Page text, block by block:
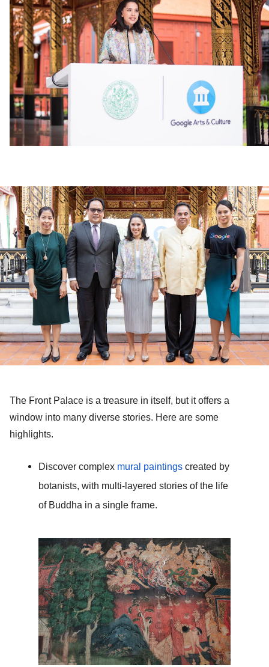
The Front Palace is a treasure in itself, but it offers a
window into many diverse stories. Here are some
highlights.
Discover complex mural paintings created by
botanists, with multi-layered stories of the life